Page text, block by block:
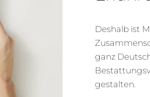
Deshalb ist
ganz
gestalten.